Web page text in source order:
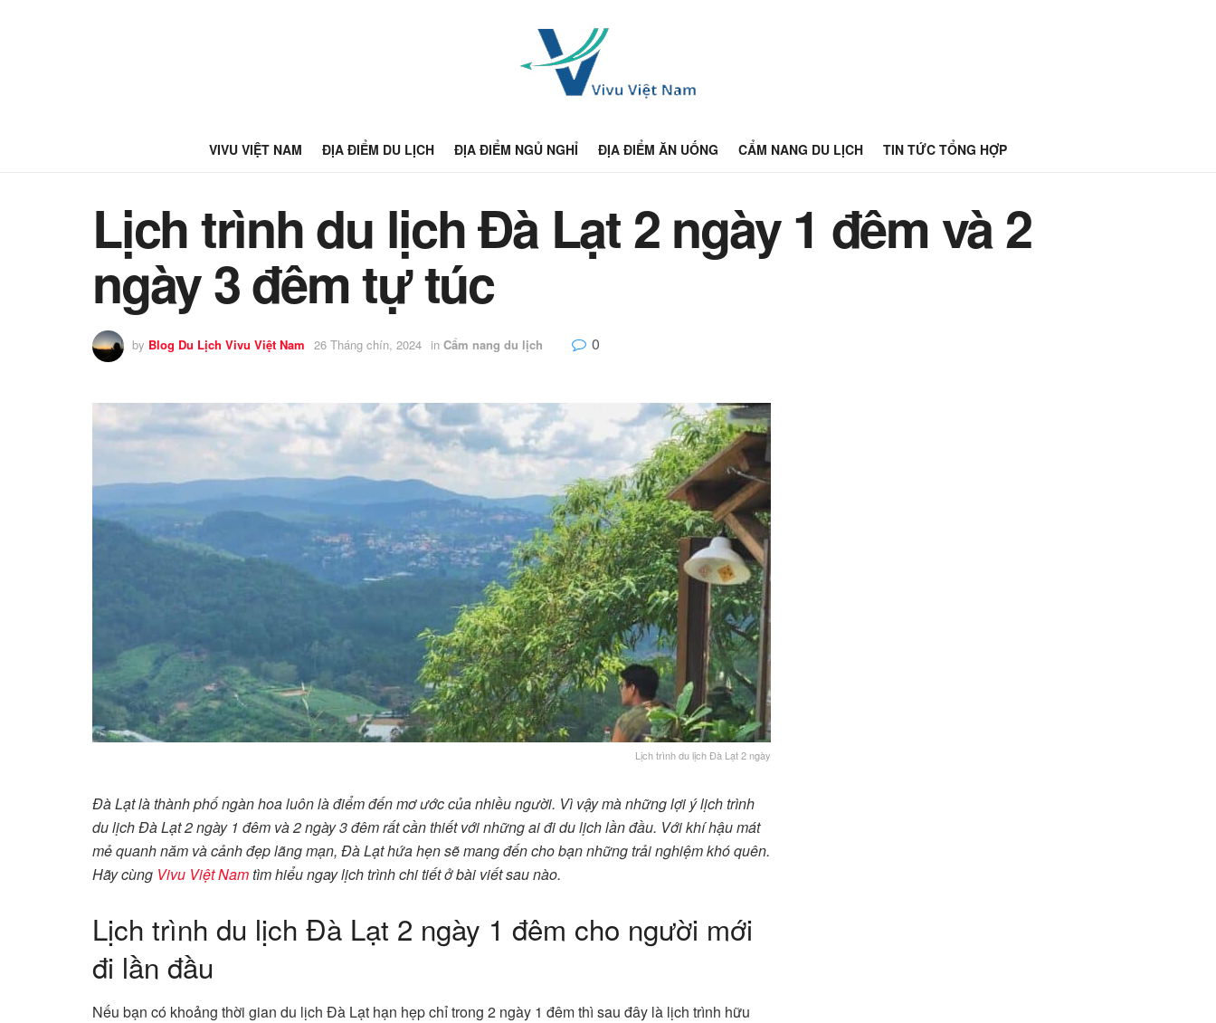
VIVU VIỆT NAM ĐỊA ĐIỂM DU LỊCH ĐỊA ĐIỂM NGỦ NGHỈ ĐỊA ĐIỂM ĂN UỐNG CẨM NANG DU LỊCH TIN TỨC TỔNG HỢP
Lịch trình du lịch Đà Lạt 2 ngày 1 đêm và 2
ngày 3 đêm tự túc
by Blog Du Lịch Vivu Việt Nam 26 Tháng chín, 2024 in Cẩm nang du lịch 0
Lịch trình du lịch Đà Lạt 2 ngày
Đà Lạt là thành phố ngàn hoa luôn là điểm đến mơ ước của nhiều người. Vì vậy mà những lợi ý lịch trình
du lịch Đà Lạt 2 ngày 1 đêm và 2 ngày 3 đêm rất cần thiết với những ai đi du lịch lần đầu. Với khí hậu mát
mẻ quanh năm và cảnh đẹp lãng mạn, Đà Lạt hứa hẹn sẽ mang đến cho bạn những trải nghiệm khó quên.
Hãy cùng Vivu Việt Namtìm hiểu ngay lịch trình chi tiết ở bài viết sau nào.
Lịch trình du lịch Đà Lạt 2 ngày 1 đêm cho người mới
đi lần đầu
Nếu bạn có khoảng thời gian du lịch Đà Lạt hạn hẹp chỉ trong 2 ngày 1 đêm thì sau đây là lịch trình hữu